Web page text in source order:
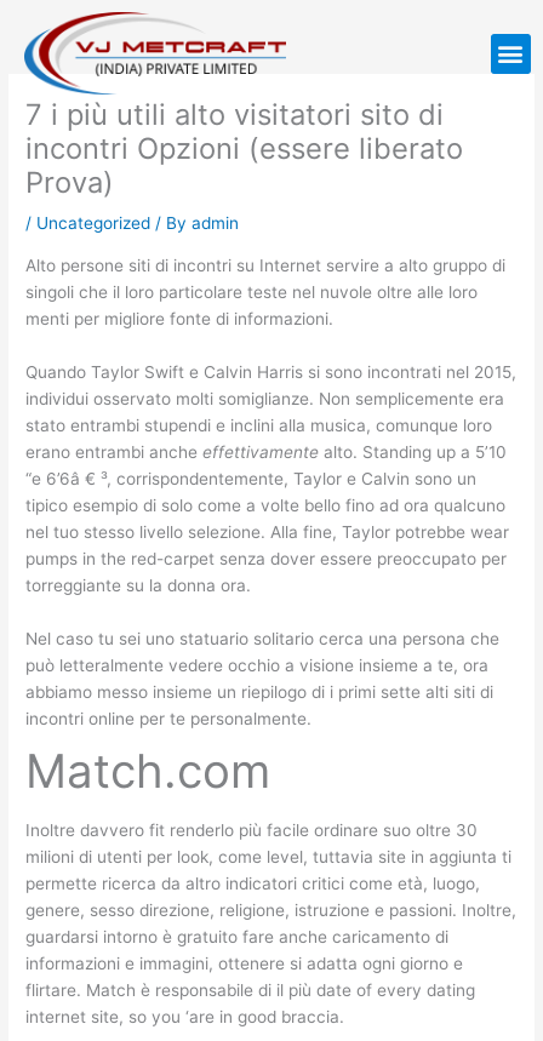
content
7 i più utili alto visitatori sito di
incontri Opzioni (essere liberato
Prova)
/ Uncategorized / Byadmin
Alto persone siti di incontri su Internet servire a alto gruppo di
singoli che il loro particolare teste nel nuvole oltre alle loro
menti per migliore fonte di informazioni.
Quando Taylor Swift e Calvin Harris si sono incontrati nel 2015,
individui osservato molti somiglianze. Non semplicemente era
stato entrambi stupendi e inclini alla musica, comunque loro
erano entrambi ancheeffettivamentealto. Standing up a 5’10
“e 6’6â € ³, corrispondentemente, Taylor e Calvin sono un
tipico esempio di solo come a volte bello fino ad ora qualcuno
nel tuo stesso livello selezione. Alla fine, Taylor potrebbe wear
pumps in the red-carpet senza dover essere preoccupato per
torreggiante su la donna ora.
Nel caso tu sei uno statuario solitario cerca una persona che
può letteralmente vedere occhio a visione insieme a te, ora
abbiamo messo insieme un riepilogo di i primi sette alti siti di
incontri online per te personalmente.
Match.com
Inoltre davvero fit renderlo più facile ordinare suo oltre 30
milioni di utenti per look, come level, tuttavia site in aggiunta ti
permette ricerca da altro indicatori critici come età, luogo,
genere, sesso direzione, religione, istruzione e passioni. Inoltre,
guardarsi intorno è gratuito fare anche caricamento di
informazioni e immagini, ottenere si adatta ogni giorno e
flirtare. Match è responsabile di il più date of every dating
internet site, so you ‘are in good braccia.